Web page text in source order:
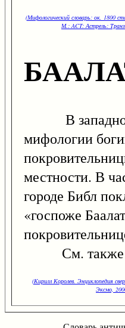
(Мифологический словарь: ок. 1800
М.: ACT: Астрель:
В
мифологии
местности. В
городе Библ
«госпоже
См. также
(Кирилл Королев. Энциклопедия
Эксмо,